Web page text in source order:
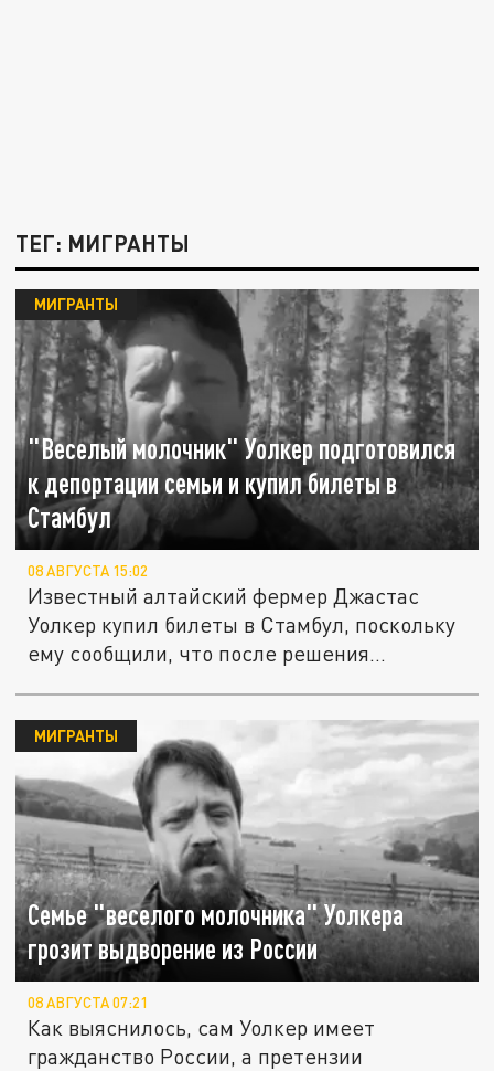
ТЕГ: МИГРАНТЫ
"Веселый молочник" Уолкер подготовился
к депортации семьи и купил билеты в
Стамбул
МИГРАНТЫ
08 АВГУСТА 15:02
Известный алтайский фермер Джастас
Уолкер купил билеты в Стамбул, поскольку
ему сообщили, что после решения...
Семье "веселого молочника" Уолкера
грозит выдворение из России
МИГРАНТЫ
08 АВГУСТА 07:21
Как выяснилось, сам Уолкер имеет
гражданство России, а претензии